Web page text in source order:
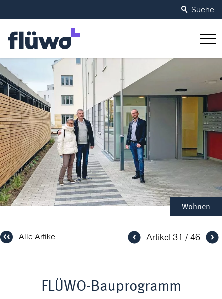
Suche
Wohnen
Alle Artikel Artikel 31 46
FLÜWO-Bauprogramm